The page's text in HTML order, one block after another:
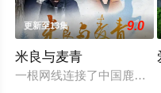
更新至13集 9.0
米良与麦青
一根网线连接了中国鹿鸣